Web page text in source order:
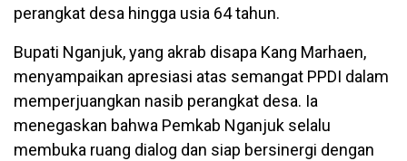
perangkat desa hingga usia 64 tahun.
Bupati Nganjuk, yang akrab disapa Kang Marhaen,
menyampaikan apresiasi atas semangat PPDI dalam
memperjuangkan nasib perangkat desa. Ia
menegaskan bahwa Pemkab Nganjuk selalu
membuka ruang dialog dan siap bersinergi dengan